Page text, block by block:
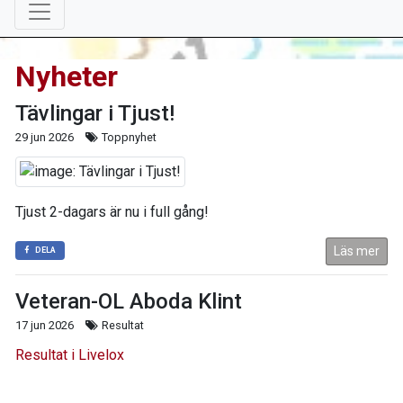
Nyheter
Tävlingar i Tjust!
29 jun 2026 Toppnyhet
Tjust 2-dagars är nu i full gång!
DELA Läs mer
Veteran-OL Aboda Klint
17 jun 2026 Resultat
Resultat i Livelox